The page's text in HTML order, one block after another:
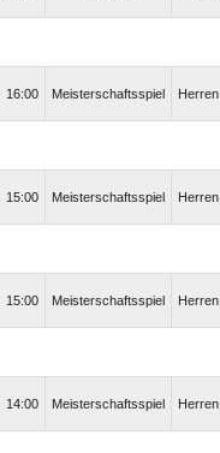
16:00 Meisterschaftsspiel Herren
15:00 Meisterschaftsspiel Herren
15:00 Meisterschaftsspiel Herren
14:00 Meisterschaftsspiel Herren